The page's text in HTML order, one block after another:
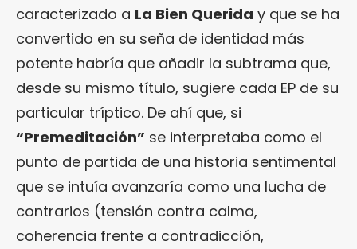
caracterizado a La Bien Querida y que se ha
convertido en su seña de identidad más
potente habría que añadir la subtrama que,
desde su mismo título, sugiere cada EP de su
particular tríptico. De ahí que, si
“Premeditación” se interpretaba como el
punto de partida de una historia sentimental
que se intuía avanzaría como una lucha de
contrarios (tensión contra calma,
coherencia frente a contradicción,